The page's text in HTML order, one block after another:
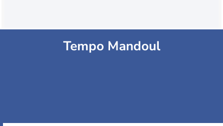
Tempo Mandoul